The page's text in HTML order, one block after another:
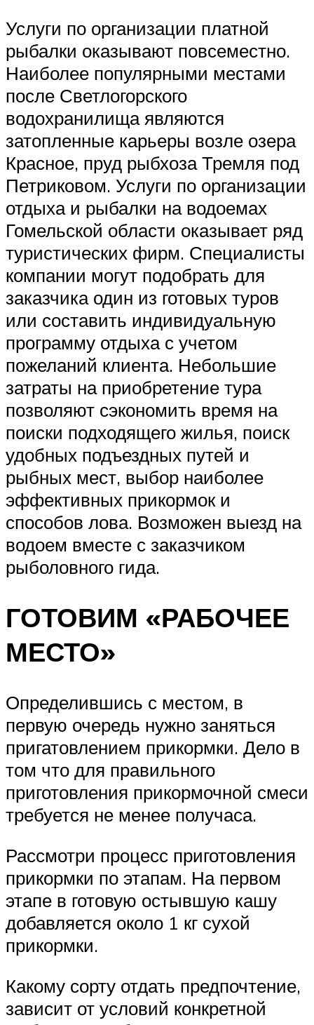
Услуги по организации платной
рыбалки оказывают повсеместно.
Наиболее популярными местами
после Светлогорского
водохранилища являются
затопленные карьеры возле озера
Красное, пруд рыбхоза Тремля под
Петриковом. Услуги по организации
отдыха и рыбалки на водоемах
Гомельской области оказывает ряд
туристических фирм. Специалисты
компании могут подобрать для
заказчика один из готовых туров
или составить индивидуальную
программу отдыха с учетом
пожеланий клиента. Небольшие
затраты на приобретение тура
позволяют сэкономить время на
поиски подходящего жилья, поиск
удобных подъездных путей и
рыбных мест, выбор наиболее
эффективных прикормок и
способов лова. Возможен выезд на
водоем вместе с заказчиком
рыболовного гида.
ГОТОВИМ «РАБОЧЕЕ
МЕСТО»
Определившись с местом, в
первую очередь нужно заняться
пригатовлением прикормки. Дело в
том что для правильного
приготовления прикормочной смеси
требуется не менее получаса.
Рассмотри процесс приготовления
прикормки по этапам. На первом
этапе в готовую остывшую кашу
добавляется около 1 кг сухой
прикормки.
Какому сорту отдать предпочтение,
зависит от условий конкретной